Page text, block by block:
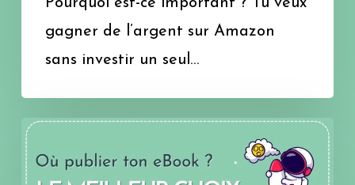
Pourquoi est-ce important ? Tu veux
gagner de l’argent sur Amazon
sans investir un seul…
Vendre
un